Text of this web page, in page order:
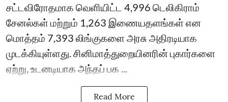
சட்டவிரோதமாக வெளியிட்ட 4,996 டெலிகிராம்
சேனல்கள் மற்றும் 1,263 இணையதளங்கள் என
மொத்தம் 7,393 லிங்குகளை அரசு அதிரடியாக
முடக்கியுள்ளது. சினிமாத்துறையினரின் புகார்களை
ஏற்று, உடனடியாக அந்தப் பக ...
Read More